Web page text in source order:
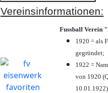
Vereinsinformationen:
Fussball Verein
1920 = als
gegründet;
1922 =
von 1920